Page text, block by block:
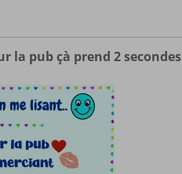
la pub çà prend 2 secondes